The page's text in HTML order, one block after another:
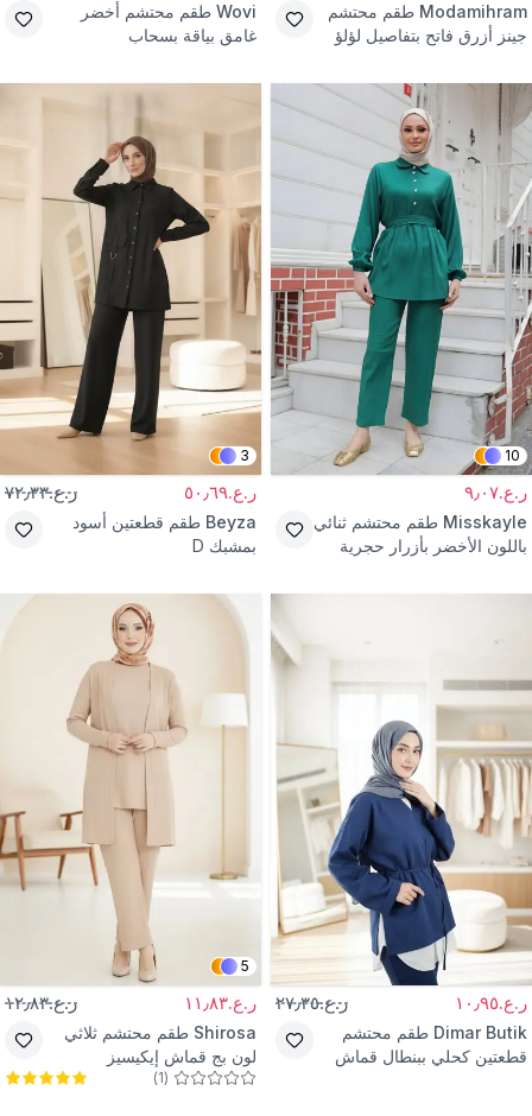
Modamihram طقم محتشم
جينز أزرق فاتح بتفاصيل لؤلؤ
Wovi طقم محتشم أخضر
غامق بياقة بسحاب
10
ر.ع.٩٫٠٧
Misskayle طقم محتشم ثنائي
باللون الأخضر بأزرار حجرية
3
ر.ع.٥٠٫٦٩ ر.ع.٧٢٫٣٣
Beyza طقم قطعتين أسود
بمشبك D
ر.ع.١٠٫٩٥ ر.ع.٢٧٫٣٥
Dimar Butik طقم محتشم
قطعتين كحلي ببنطال قماش
5
ر.ع.١١٫٨٣ ر.ع.١٢٫٨٣
Shirosa طقم محتشم ثلاثي
لون بج قماش إيكيسيز
(
1
)